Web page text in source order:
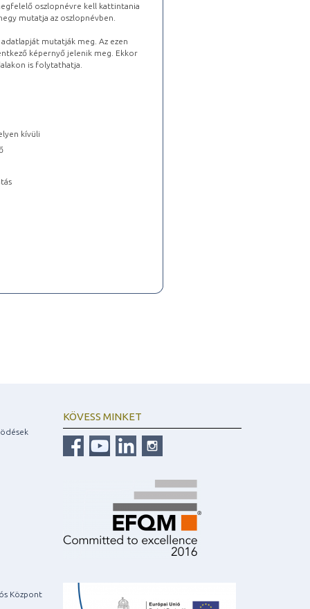
oszlopnévre kell kattintania
mutatja az oszlopnévben.
mutatják meg. Az ezen
képernyő jelenik meg. Ekkor
is folytathatja.
kívüli
Központ
KÖVESS MINKET